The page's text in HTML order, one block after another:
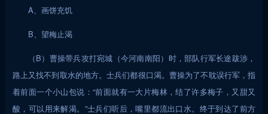
A、画饼充饥
B、望梅止渴
（B）曹操带兵攻打宛城（今河南南阳）时，部队行军长途跋涉，
路上又找不到取水的地方。士兵们都很口渴。曹操为了不耽误行军，指
着前面一个小山包说：“前面就有一大片梅林，结了许多梅子，又甜又
酸，可以用来解渴。”士兵们听后，嘴里都流出口水。终于到达了前方